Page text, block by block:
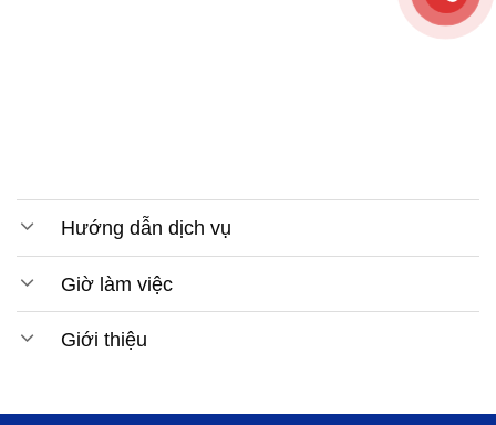
Hướng dẫn dịch vụ
Giờ làm việc
Giới thiệu